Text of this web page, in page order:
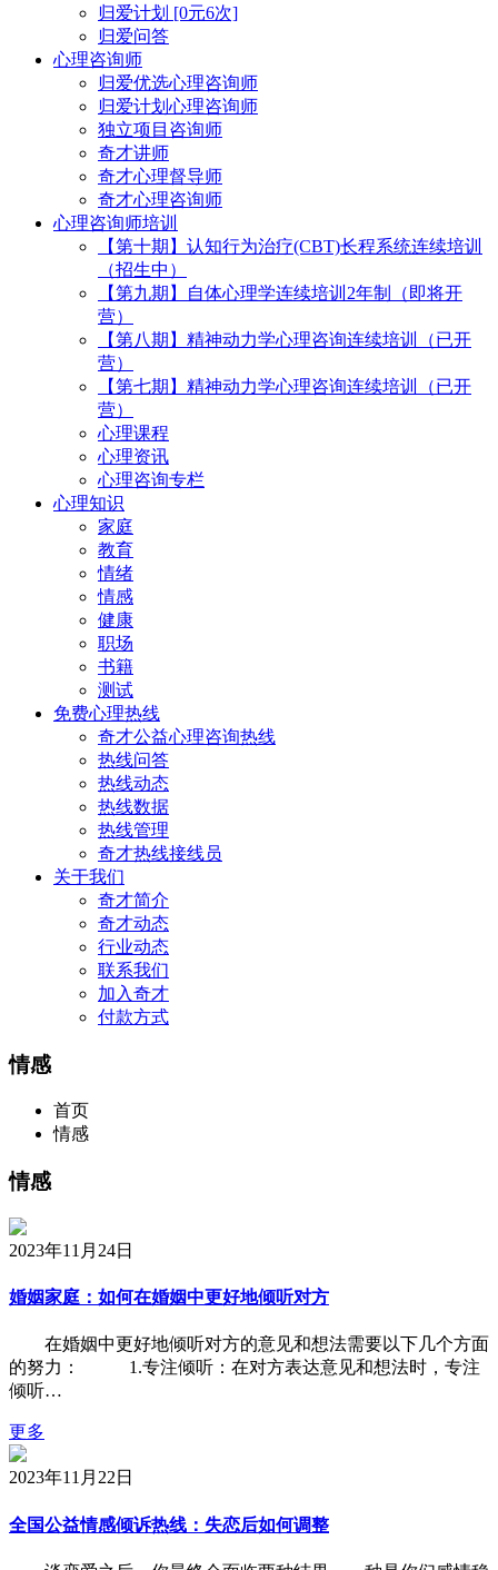
归爱计划 [0元6次]
归爱问答
心理咨询师
归爱优选心理咨询师
归爱计划心理咨询师
独立项目咨询师
奇才讲师
奇才心理督导师
奇才心理咨询师
心理咨询师培训
【第十期】认知行为治疗(CBT)长程系统连续培训
（招生中）
【第九期】自体心理学连续培训2年制（即将开
营）
【第八期】精神动力学心理咨询连续培训（已开
营）
【第七期】精神动力学心理咨询连续培训（已开
营）
心理课程
心理资讯
心理咨询专栏
心理知识
家庭
教育
情绪
情感
健康
职场
书籍
测试
免费心理热线
奇才公益心理咨询热线
热线问答
热线动态
热线数据
热线管理
奇才热线接线员
关于我们
奇才简介
奇才动态
行业动态
联系我们
加入奇才
付款方式
情感
首页
情感
情感
2023年11月24日
婚姻家庭：如何在婚姻中更好地倾听对方
在婚姻中更好地倾听对方的意见和想法需要以下几个方面
的努力： 1.专注倾听：在对方表达意见和想法时，专注
倾听…
更多
2023年11月22日
全国公益情感倾诉热线：失恋后如何调整